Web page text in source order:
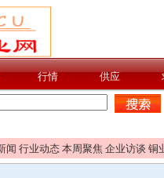
闻 行业动态 本周聚焦 企业访谈 铜